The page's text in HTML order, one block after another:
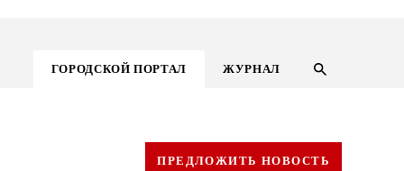
ГОРОДСКОЙ ПОРТАЛ ЖУРНАЛ
ПРЕДЛОЖИТЬ НОВОСТЬ